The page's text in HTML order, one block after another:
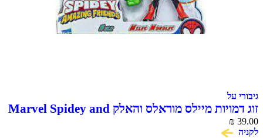
גיבורי על
זוג דמויות מיילס מוראלס והאלק Marvel Spidey and
His Amazing Friends
₪ 39.00
לקניה